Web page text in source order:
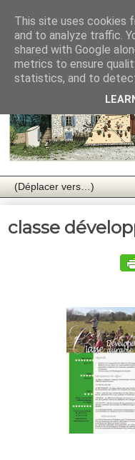
classe
This site uses cookies
and to analyze traffic.
shared with Google
metrics to ensure
statistics, and to